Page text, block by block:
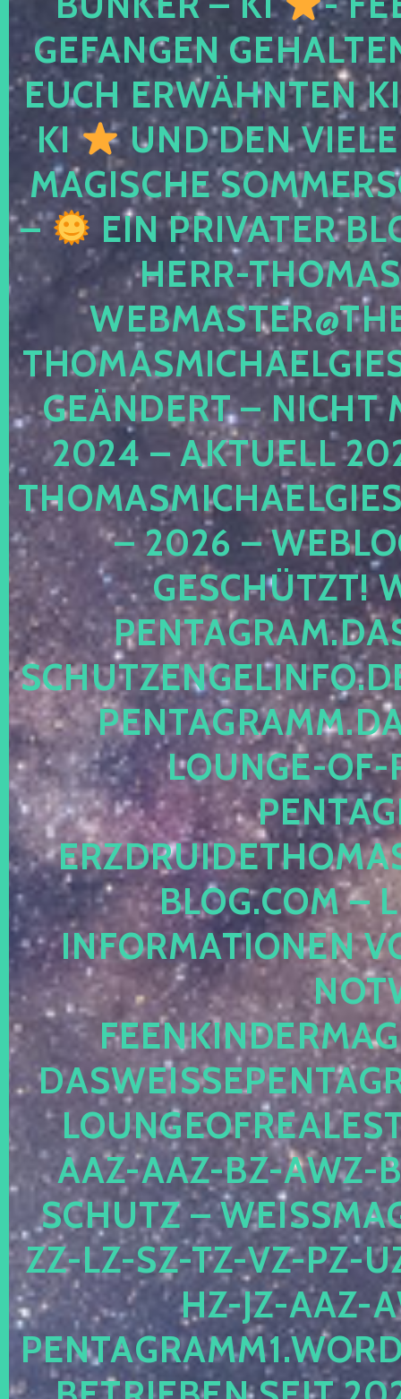
GEFANGEN
EUCH ERWÄHNTEN
KI
UND DEN
MAGISCHE
–
EIN PRIVATER
HERR-
GEÄNDERT – NICHT
2024 – AKTUELL
– 2026 –
ESCHÜTZT!
OUNGE-OF-
LOG.COM –
NFORMATIONEN
AZ-AAZ-BZ-AWZ-
CHUTZ –
-LZ-SZ-TZ-VZ-PZ-UZ-
-JZ-AAZ-